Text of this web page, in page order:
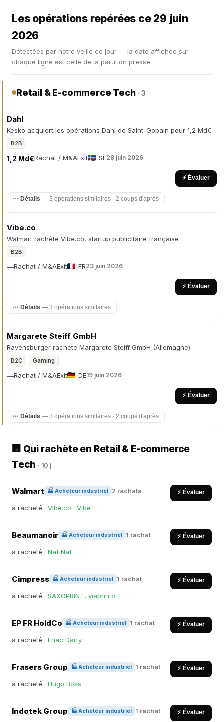
Les opérations repérées ce 29 juin
2026
Détectées par notre veille ce jour — la date affichée sur
chaque ligne est celle de la parution presse.
Retail & E-commerce Tech · 3
Dahl
Kesko acquiert les opérations Dahl de Saint-Gobain pour 1,2 Md€
B2B
Rachat / M&A
1,2 Md€ Exit SE28 juin 2026
⚡ Évaluer
⋯ Détails — 3 opérations similaires · 2 coups d'après
Vibe.co
Walmart rachète Vibe.co, startup publicitaire française
B2B
Rachat / M&A
— Exit FR23 juin 2026
⚡ Évaluer
⋯ Détails — 3 opérations similaires
Margarete Steiff GmbH
Ravensburger rachète Margarete Steiff GmbH (Allemagne)
B2C Gaming
Rachat / M&A
— Exit DE19 juin 2026
⚡ Évaluer
⋯ Détails — 3 opérations similaires · 2 coups d'après
🏢 Qui rachète en Retail & E-commerce
Tech · 10 j
Walmart 🏭 Acheteur industriel 2 rachats ⚡ Évaluer
a racheté : Vibe.co Vibe
Beaumanoir 🏭 Acheteur industriel 1 rachat ⚡ Évaluer
a racheté : Naf Naf
Cimpress 🏭 Acheteur industriel 1 rachat ⚡ Évaluer
a racheté : SAXOPRINT, viaprinto
EP FR HoldCo 🏭 Acheteur industriel 1 rachat ⚡ Évaluer
a racheté : Fnac Darty
Frasers Group 🏭 Acheteur industriel 1 rachat ⚡ Évaluer
a racheté : Hugo Boss
Indotek Group 🏭 Acheteur industriel 1 rachat ⚡ Évaluer